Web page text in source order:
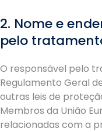
2. Nome e
pelo
O responsável pelo
Regulamento Geral
outras leis de
Membros da União
relacionadas com a